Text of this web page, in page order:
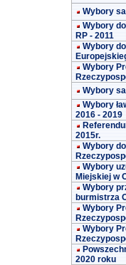
Wybory
Wybory
RP - 2011
Wybory
Wybory
Wybory
Wybory
2016 - 2019
2015r.
Wybory
Wybory
Miejskiej w
Wybory
burmistrza
Wybory
Wybory
2020 roku